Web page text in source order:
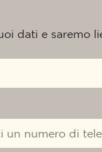
dati e saremo